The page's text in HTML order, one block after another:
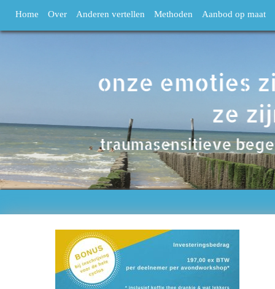
Home Over Anderen vertellen Methoden Aanbod op maat